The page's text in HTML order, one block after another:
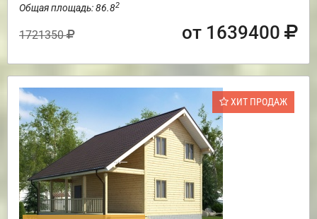
Общая площадь: 86.82
1721350 от 1639400
ХИТ ПРОДАЖ